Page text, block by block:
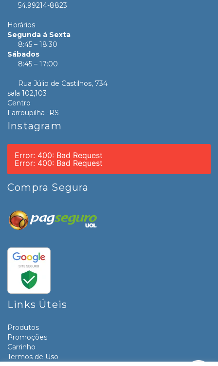
54.99214-8823
Horários
Segunda á Sexta
8:45 – 18:30
Sábados
8:45 – 17:00
Rua Júlio de Castilhos, 734
sala 102,103
Centro
Farroupilha -RS
Instagram
Error: 400: Bad Request
Error: 400: Bad Request
Compra Segura
Links Úteis
Produtos
Promoções
Carrinho
Termos de Uso